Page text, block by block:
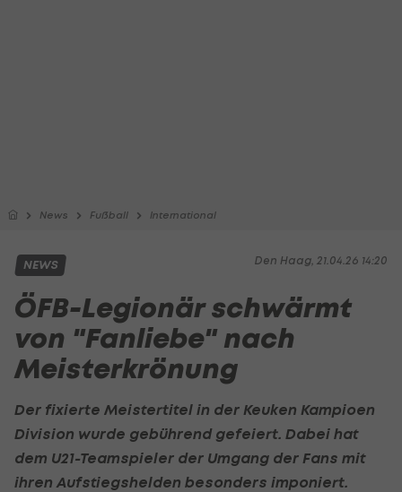
News Fußball International
Den Haag, 21.04.26 14:20
NEWS
ÖFB-Legionär schwärmt
von "Fanliebe" nach
Meisterkrönung
Der fixierte Meistertitel in der Keuken Kampioen
Division wurde gebührend gefeiert. Dabei hat
dem U21-Teamspieler der Umgang der Fans mit
ihren Aufstiegshelden besonders imponiert.